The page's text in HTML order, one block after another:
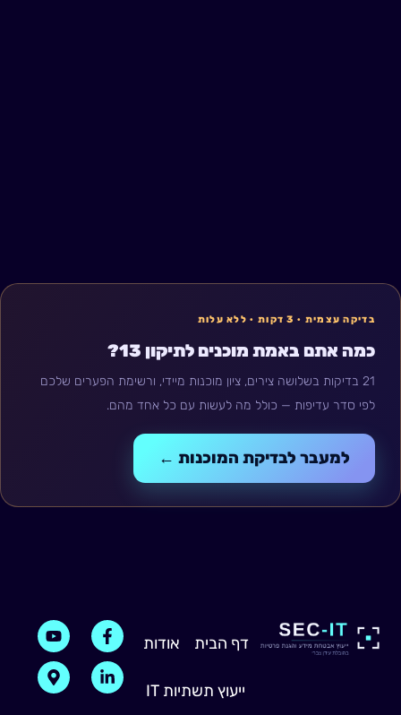
בדיקה עצמית · 3 דקות · ללא עלות
כמה אתם באמת מוכנים לתיקון 13?
21 בדיקות בשלושה צירים, ציון מוכנות מיידי, ורשימת הפערים שלכם
לפי סדר עדיפות — כולל מה לעשות עם כל אחד מהם.
למעבר לבדיקת המוכנות ←
F
a
c
e
b
Y
o
u
t
u
L
i
n
k
e
M
a
p
-
m
דף הבית אודות
ייעוץ תשתיות IT